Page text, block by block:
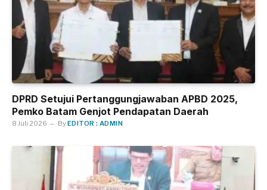
DPRD Setujui Pertanggungjawaban APBD 2025,
Pemko Batam Genjot Pendapatan Daerah
8 Juli 2026 ByEDITOR : ADMIN